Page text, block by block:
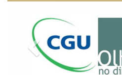
Previous